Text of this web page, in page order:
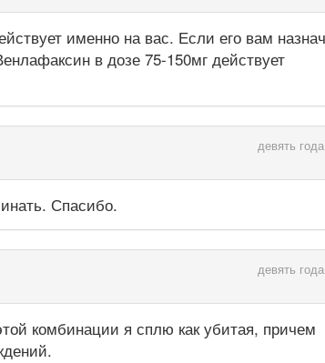
именно на вас. Если его вам
в дозе 75-150мг действует
девять
Спасибо.
девять
комбинации я сплю как убитая, причем